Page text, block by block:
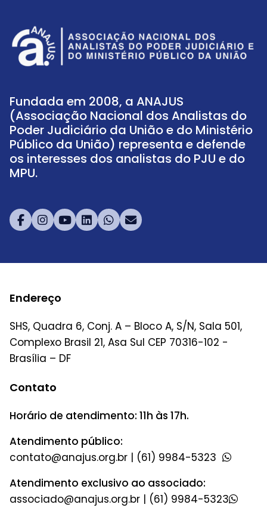
Fundada em 2008, a ANAJUS
(Associação Nacional dos Analistas do
Poder Judiciário da União e do Ministério
Público da União) representa e defende
os interesses dos analistas do PJU e do
MPU.
Endereço
SHS, Quadra 6, Conj. A – Bloco A, S/N, Sala 501,
Complexo Brasil 21, Asa Sul CEP 70316-102 -
Brasília – DF
Contato
Horário de atendimento: 11h às 17h.
Atendimento público:
| (61) 9984-5323
Atendimento exclusivo ao associado:
| (61) 9984-5323